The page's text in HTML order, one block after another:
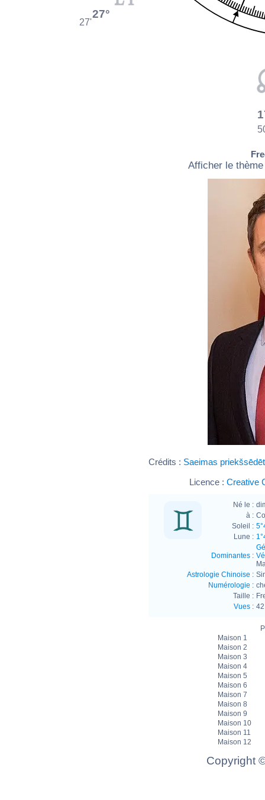
27°
27'
Afficher le
Crédits : Saeimas
Licence : Creative
Né le :
à :
Soleil :
Lune :
Dominantes:
Astrologie Chinoise :
Numérologie :
Taille :
Vues:
Maison 1
Maison 2
Maison 3
Maison 4
Maison 5
Maison 6
Maison 7
Maison 8
Maison 9
Maison 10
Maison 11
Maison 12
Copyright